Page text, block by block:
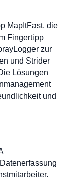
MapItFast, die
Fingertipp
zur
und Strider
Lösungen
und